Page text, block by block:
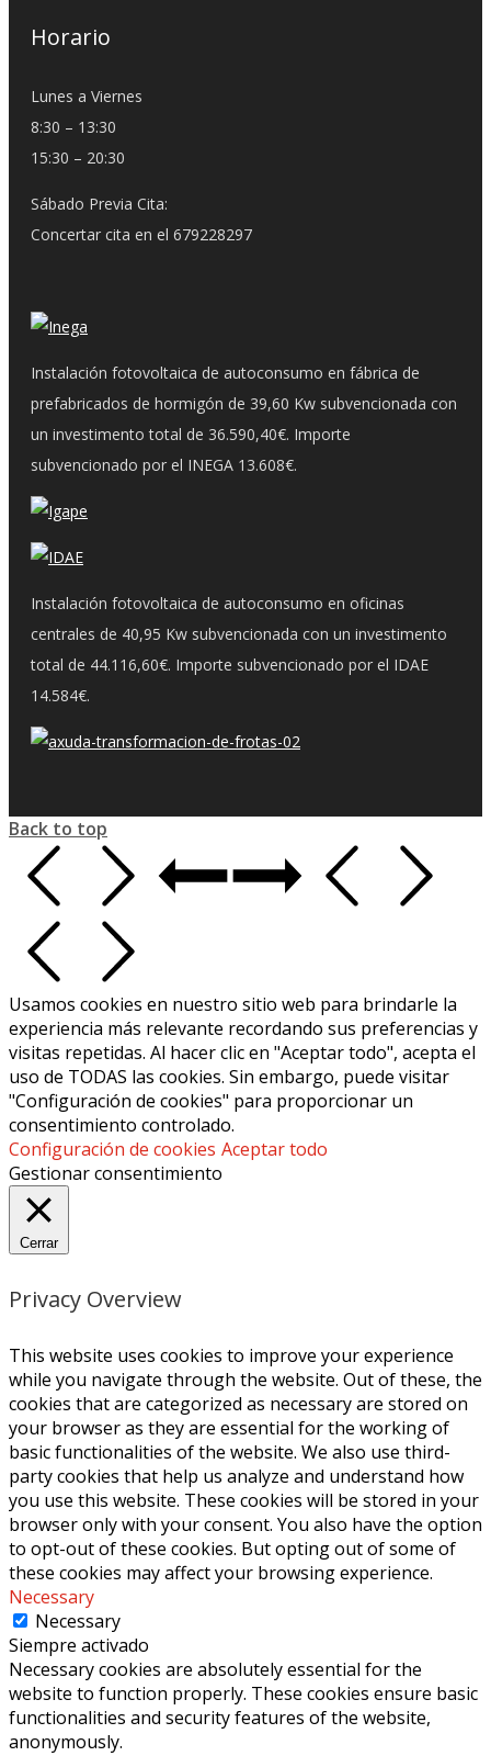
Horario
Lunes a Viernes
8:30 – 13:30
15:30 – 20:30
Sábado Previa Cita:
Concertar cita en el 679228297
Instalación fotovoltaica de autoconsumo en fábrica de
prefabricados de hormigón de 39,60 Kw subvencionada con
un investimento total de 36.590,40€. Importe
subvencionado por el INEGA 13.608€.
Instalación fotovoltaica de autoconsumo en oficinas
centrales de 40,95 Kw subvencionada con un investimento
total de 44.116,60€. Importe subvencionado por el IDAE
14.584€.
Back to top
Usamos cookies en nuestro sitio web para brindarle la
experiencia más relevante recordando sus preferencias y
visitas repetidas. Al hacer clic en "Aceptar todo", acepta el
uso de TODAS las cookies. Sin embargo, puede visitar
"Configuración de cookies" para proporcionar un
consentimiento controlado.
Configuración de cookies Aceptar todo
Gestionar consentimiento
Cerrar
Privacy Overview
This website uses cookies to improve your experience
while you navigate through the website. Out of these, the
cookies that are categorized as necessary are stored on
your browser as they are essential for the working of
basic functionalities of the website. We also use third-
party cookies that help us analyze and understand how
you use this website. These cookies will be stored in your
browser only with your consent. You also have the option
to opt-out of these cookies. But opting out of some of
these cookies may affect your browsing experience.
Necessary
Necessary
Siempre activado
Necessary cookies are absolutely essential for the
website to function properly. These cookies ensure basic
functionalities and security features of the website,
anonymously.